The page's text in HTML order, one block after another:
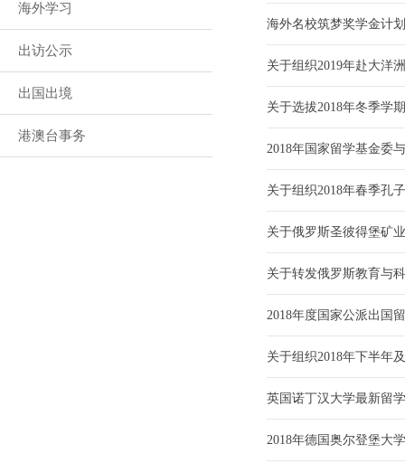
海外学习
出访公示
出国出境
港澳台事务
海外名校筑梦奖学金计
关于组织2019年赴大洋
关于选拔2018年冬季学
2018年国家留学基金委
关于组织2018年春季孔
关于俄罗斯圣彼得堡矿
关于转发俄罗斯教育与
2018年度国家公派出国
关于组织2018年下半年
英国诺丁汉大学最新留
2018年德国奥尔登堡大